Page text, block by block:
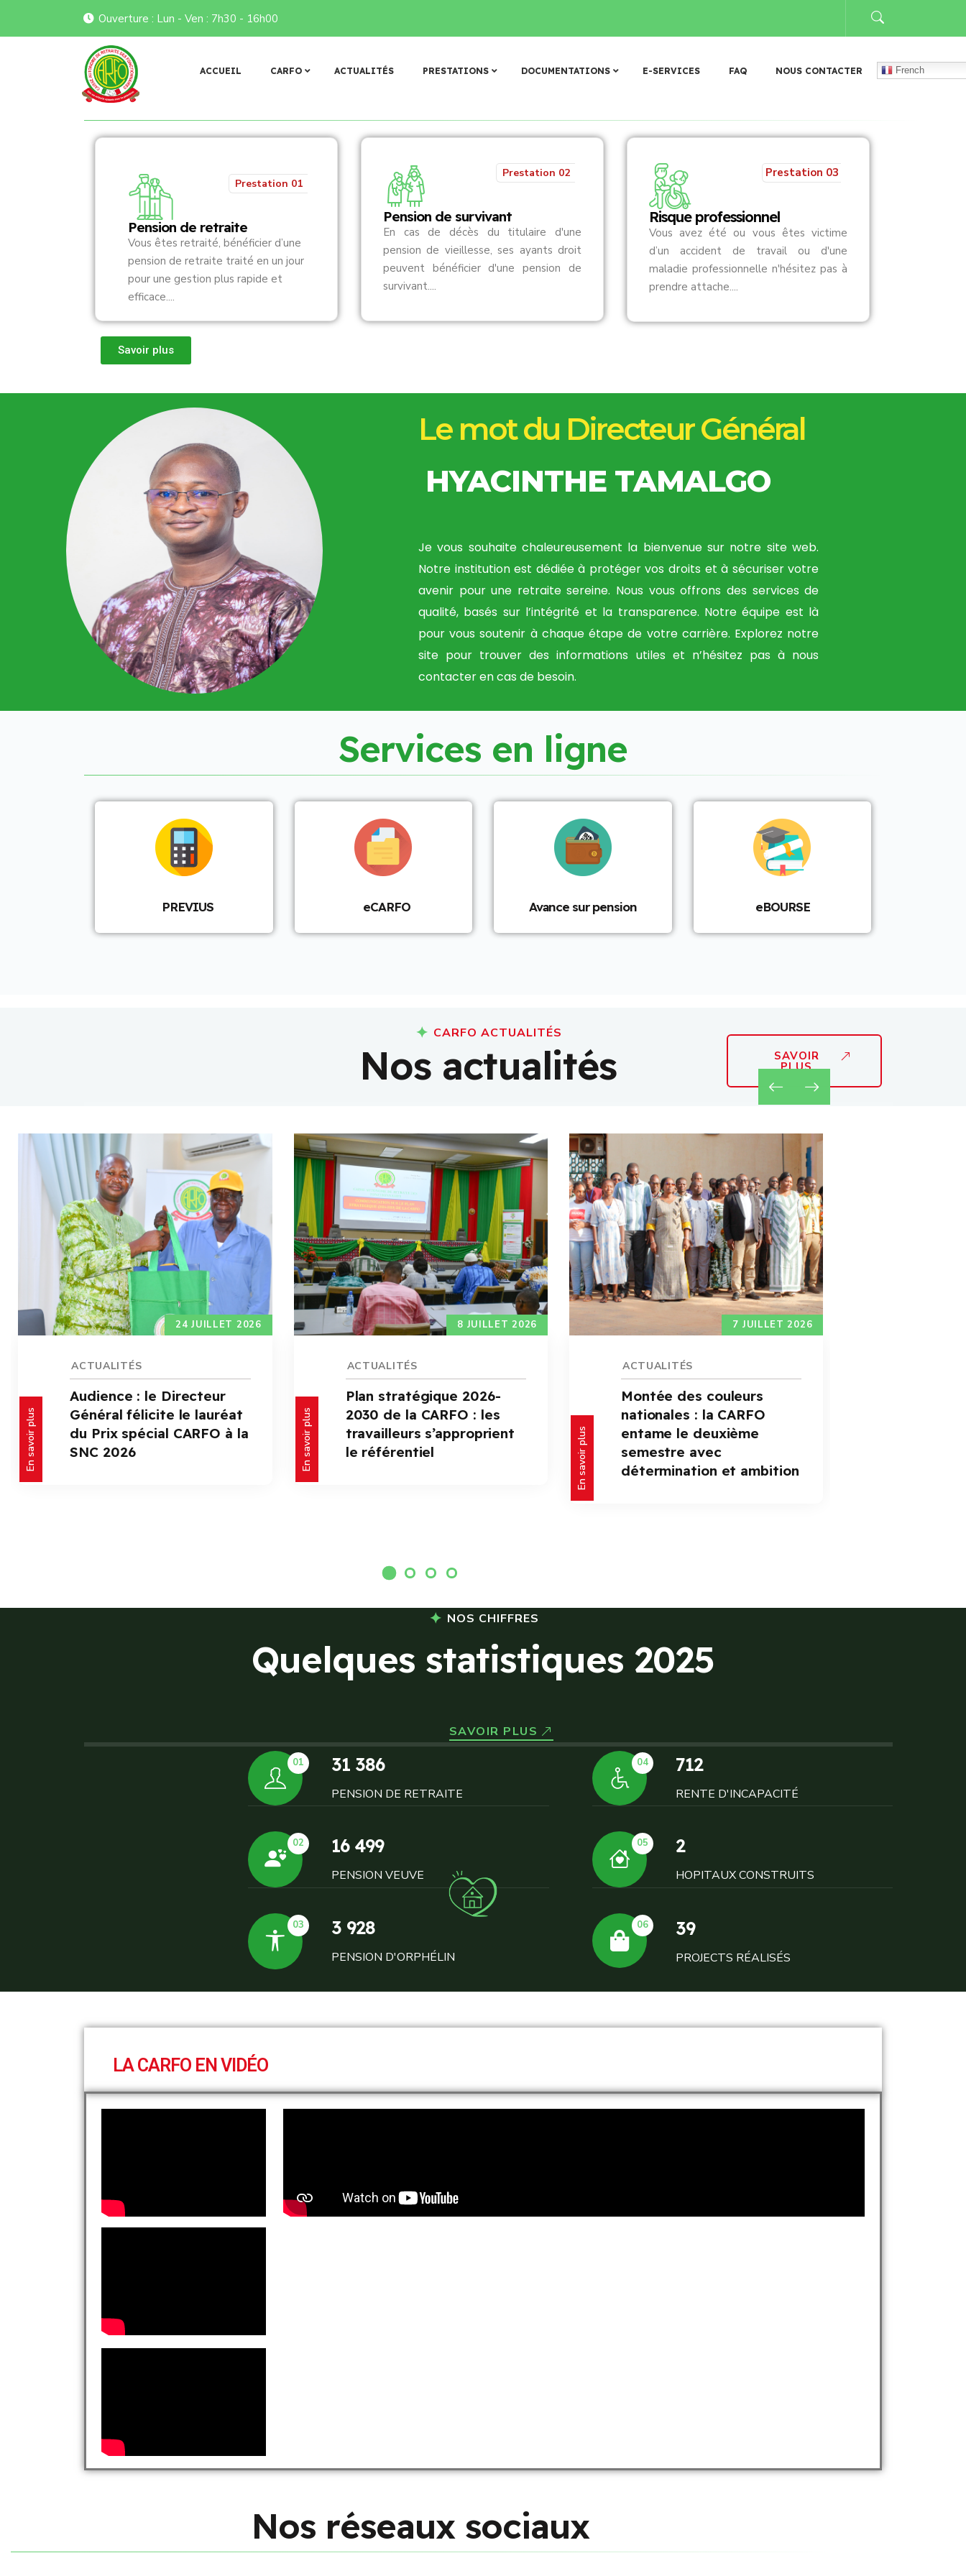
Ouverture : Lun - Ven : 7h30 - 16h00
ACCUEIL CARFO ACTUALITÉS PRESTATIONS DOCUMENTATIONS E-SERVICES FAQ NOUS CONTACTER French
Flash infos
N s pre tations
Pension de retraite
Prestation 01
Vous êtes retraité, bénéficier d’une
pension de retraite traité en un jour
pour une gestion plus rapide et
efficace....
Prestation 02
Pension de survivant
En cas de décès du titulaire d'une
pension de vieillesse, ses ayants droit
peuvent bénéficier d'une pension de
survivant....
Prestation 03
Risque professionnel
Vous avez été ou vous êtes victime
d’un accident de travail ou d'une
maladie professionnelle n'hésitez pas à
prendre attache....
Savoir plus
Le mot du Directeur Général
HYACINTHE TAMALGO
Je vous souhaite chaleureusement la bienvenue sur notre site web.
Notre institution est dédiée à protéger vos droits et à sécuriser votre
avenir pour une retraite sereine. Nous vous offrons des services de
qualité, basés sur l’intégrité et la transparence. Notre équipe est là
pour vous soutenir à chaque étape de votre carrière. Explorez notre
site pour trouver des informations utiles et n’hésitez pas à nous
contacter en cas de besoin.
Services en ligne
PREVIUS eCARFO Avance sur pension eBOURSE
CARFO ACTUALITÉS
Nos actualités SAVOIR
PLUS
ACTUALITÉS
24 JUILLET 2026
Audience : le Directeur
Général félicite le lauréat
du Prix spécial CARFO à la
SNC 2026
En savoir plus
ACTUALITÉS
8 JUILLET 2026
Plan stratégique 2026-
2030 de la CARFO : les
travailleurs s’approprient
le référentiel
En savoir plus
ACTUALITÉS
7 JUILLET 2026
Montée des couleurs
nationales : la CARFO
entame le deuxième
semestre avec
détermination et ambition
En savoir plus
NOS CHIFFRES
Quelques statistiques 2025
SAVOIR PLUS
01 31 386
PENSION DE RETRAITE
02 16 499
PENSION VEUVE
03 3 928
PENSION D'ORPHÉLIN
04 712
RENTE D'INCAPACITÉ
05 2
HOPITAUX CONSTRUITS
06 39
PROJECTS RÉALISÉS
LA CARFO EN VIDÉO
Nos réseaux sociaux